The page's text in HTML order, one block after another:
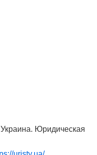
Юридическая